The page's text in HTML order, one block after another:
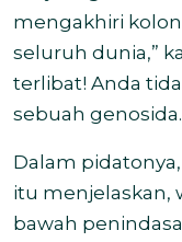
mengakhiri
seluruh dunia,”
terlibat! Anda
sebuah
Dalam
itu menjelaskan,
bawah